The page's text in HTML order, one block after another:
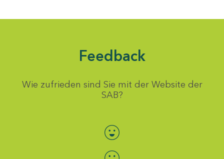
Feedback
Wie zufrieden sind Sie mit der Website der
SAB?
Bewertung auswählen